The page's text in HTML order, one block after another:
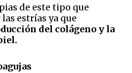
de este tipo que
estrías ya que
del colágeno y la